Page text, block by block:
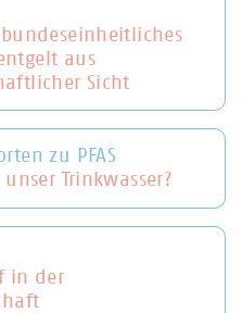
aus
Sicht
zu PFAS
Trinkwasser?
in der